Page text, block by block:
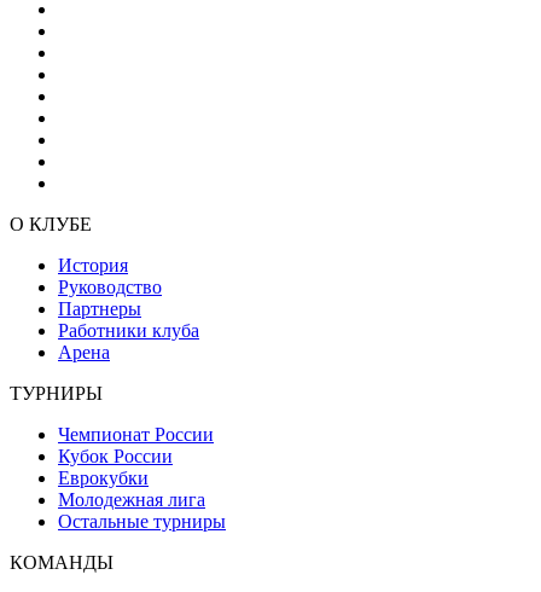
О КЛУБЕ
История
Руководство
Партнеры
Работники клуба
Арена
ТУРНИРЫ
Чемпионат России
Кубок России
Еврокубки
Молодежная лига
Остальные турниры
КОМАНДЫ